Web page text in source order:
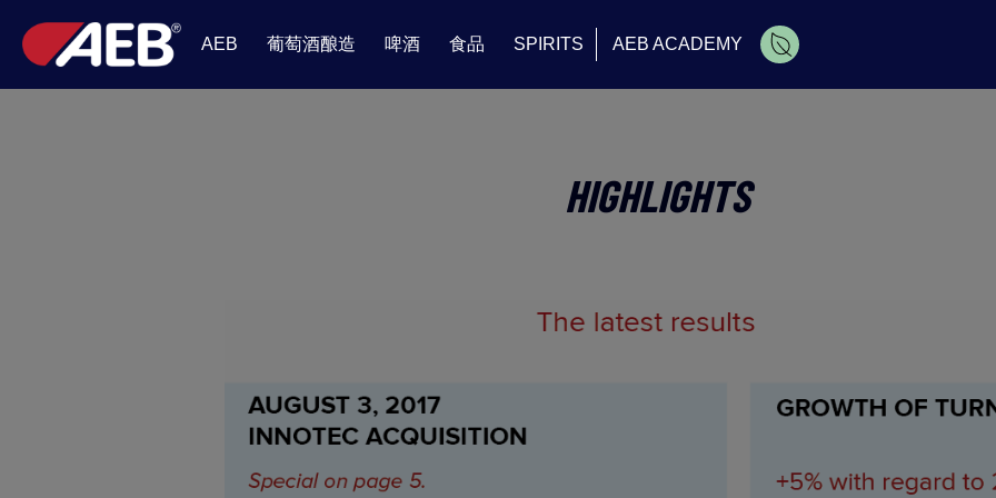
AEB 葡萄酒酿造 啤酒 食品 SPIRITS AEB ACADEMY
HIGHLIGHTS